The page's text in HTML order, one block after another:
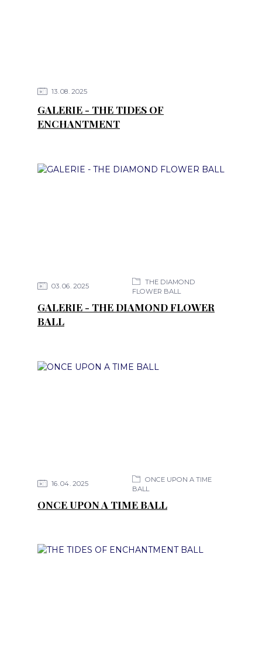
13 08 2025
GALERIE - THE TIDES OF
ENCHANTMENT
03 06 2025
THE DIAMOND
FLOWER BALL
GALERIE - THE DIAMOND FLOWER
BALL
16 04 2025
ONCE UPON A TIME
BALL
ONCE UPON A TIME BALL